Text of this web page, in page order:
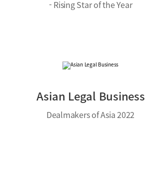
- Rising Star of the Year
Asian Legal Business
Dealmakers of Asia 2022